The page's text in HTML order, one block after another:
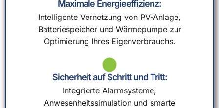
Maximale Energieeffizienz:
Intelligente Vernetzung von PV-Anlage,
Batteriespeicher und Wärmepumpe zur
Optimierung Ihres Eigenverbrauchs.
Sicherheit auf Schritt und Tritt:
Integrierte Alarmsysteme,
Anwesenheitssimulation und smarte